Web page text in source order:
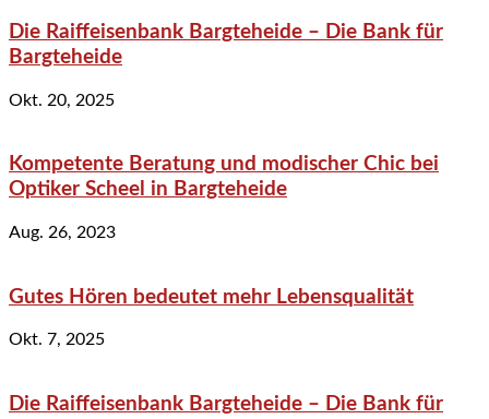
Die Raiffeisenbank Bargteheide – Die Bank für
Bargteheide
Okt. 20, 2025
Kompetente Beratung und modischer Chic bei
Optiker Scheel in Bargteheide
Aug. 26, 2023
Gutes Hören bedeutet mehr Lebensqualität
Okt. 7, 2025
Die Raiffeisenbank Bargteheide – Die Bank für